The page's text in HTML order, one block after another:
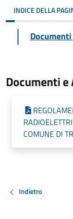
INDICE DELLA
Documenti e
COMUNE DI
Indietro